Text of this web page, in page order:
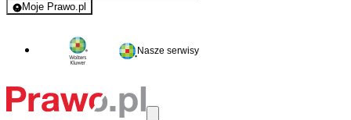
Moje Prawo.pl
- rejestracja i logowanie do serwisu
Nasze serwisy